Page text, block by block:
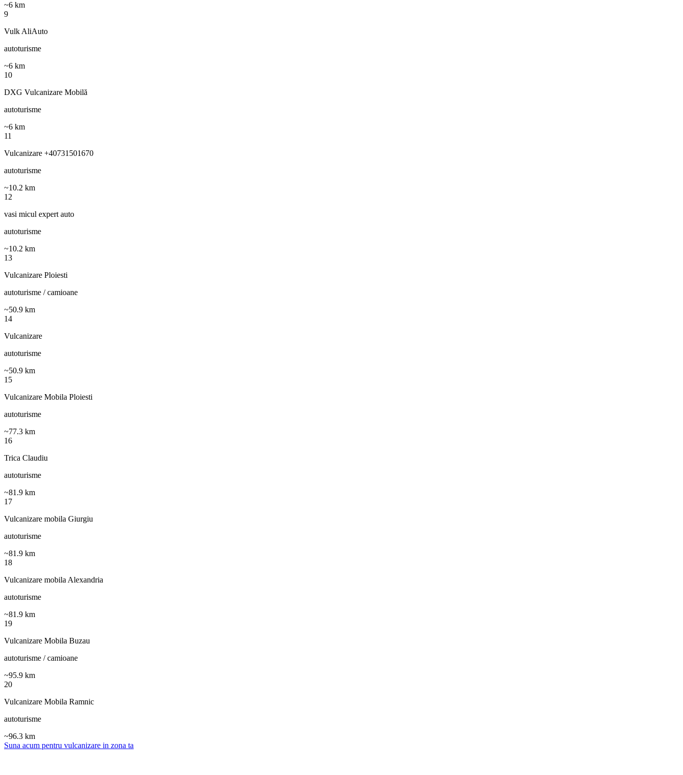
~6 km
9
Vulk AliAuto
autoturisme
~6 km
10
DXG Vulcanizare Mobilă
autoturisme
~6 km
11
Vulcanizare +40731501670
autoturisme
~10.2 km
12
vasi micul expert auto
autoturisme
~10.2 km
13
Vulcanizare Ploiesti
autoturisme / camioane
~50.9 km
14
Vulcanizare
autoturisme
~50.9 km
15
Vulcanizare Mobila Ploiesti
autoturisme
~77.3 km
16
Trica Claudiu
autoturisme
~81.9 km
17
Vulcanizare mobila Giurgiu
autoturisme
~81.9 km
18
Vulcanizare mobila Alexandria
autoturisme
~81.9 km
19
Vulcanizare Mobila Buzau
autoturisme / camioane
~95.9 km
20
Vulcanizare Mobila Ramnic
autoturisme
~96.3 km
Suna acum pentru vulcanizare in zona ta